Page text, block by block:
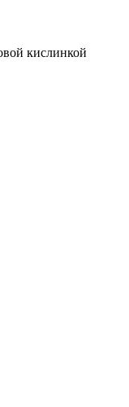
кислинкой